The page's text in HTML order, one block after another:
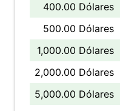
400.00 Dólares
500.00 Dólares
1,000.00 Dólares
2,000.00 Dólares
5,000.00 Dólares